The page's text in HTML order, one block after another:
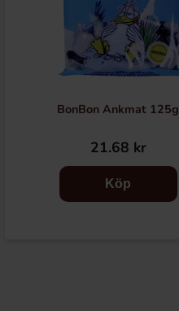
BonBon Ankmat 125g
21.68 kr
Köp